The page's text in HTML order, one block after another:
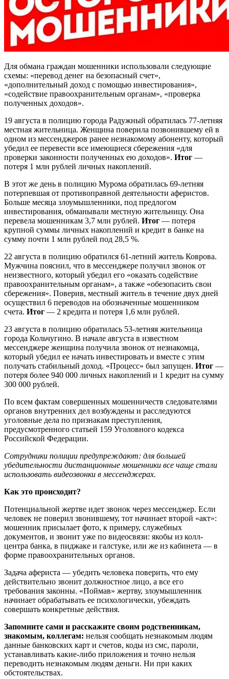
Для обмана граждан мошенники использовали следующие
схемы: «перевод денег на безопасный счет»,
«дополнительный доход с помощью инвестирования»,
«содействие правоохранительным органам», «проверка
полученных доходов».
19 августа в полицию города Радужный обратилась 77-летняя
местная жительница. Женщина поверила позвонившему ей в
одном из мессенджеров ранее незнакомому абоненту, который
убедил ее перевести все имеющиеся сбережения «для
проверки законности полученных ею доходов». Итог —
потеря 1 млн рублей личных накоплений.
В этот же день в полицию Мурома обратилась 69-летняя
потерпевшая от противоправной деятельности аферистов.
Больше месяца злоумышленники, под предлогом
инвестирования, обманывали местную жительницу. Она
перевела мошенникам 3,7 млн рублей. Итог — потеря
крупной суммы личных накоплений и кредит в банке на
сумму почти 1 млн рублей под 28,5 %.
22 августа в полицию обратился 61-летний житель Коврова.
Мужчина пояснил, что в мессенджере получил звонок от
неизвестного, который убедил его «оказать содействие
правоохранительным органам», а также «обезопасить свои
сбережения». Поверив, местный житель в течение двух дней
осуществил 6 переводов на обозначенные мошенником
счета. Итог — 2 кредита и потеря 1,6 млн рублей.
23 августа в полицию обратилась 53-летняя жительница
города Кольчугино. В начале августа в известном
мессенджере женщина получила звонок от незнакомца,
который убедил ее начать инвестировать и вместе с этим
получать стабильный доход. «Процесс» был запущен. Итог —
потеря более 940 000 личных накоплений и 1 кредит на сумму
300 000 рублей.
По всем фактам совершенных мошенничеств следователями
органов внутренних дел возбуждены и расследуются
уголовные дела по признакам преступления,
предусмотренного статьей 159 Уголовного кодекса
Российской Федерации.
Сотрудники полиции предупреждают: для большей
убедительности дистанционные мошенники все чаще стали
использовать видеозвонки в мессенджерах.
Как это происходит?
Потенциальной жертве идет звонок через мессенджер. Если
человек не поверил звонившему, тот начинает второй «акт»:
мошенник присылает фото, к примеру, служебных
документов, и звонит уже по видеосвязи: якобы из колл-
центра банка, в пиджаке и галстуке, или же из кабинета — в
форме правоохранительных органов.
Задача афериста — убедить человека поверить, что ему
действительно звонит должностное лицо, а все его
требования законны. «Поймав» жертву, злоумышленник
начинает обрабатывать ее психологически, убеждать
совершать конкретные действия.
Запомните сами и расскажите своим родственникам,
знакомым, коллегам: нельзя сообщать незнакомым людям
данные банковских карт и счетов, коды из смс, пароли,
устанавливать какие-либо приложения и точно нельзя
переводить незнакомым людям деньги. Ни при каких
обстоятельствах.